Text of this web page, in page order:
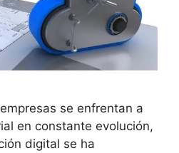
se enfrentan a
en constante evolución,
digital se ha